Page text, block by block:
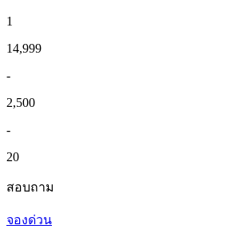
1
14,999
-
2,500
-
20
สอบถาม
จองด่วน